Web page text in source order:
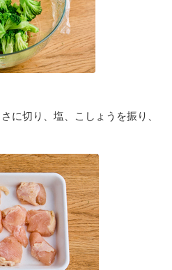
に切り、塩、こしょうを振り、